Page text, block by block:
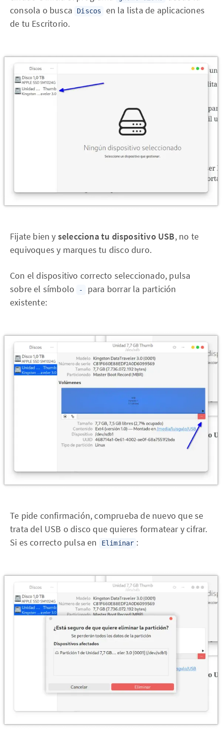
consola o busca
Discos
en la lista de aplicaciones
de tu Escritorio.
Fijate bien y selecciona tu dispositivo USB, no te
equivoques y marques tu disco duro.
Con el dispositivo correcto seleccionado, pulsa
sobre el símbolo
-
para borrar la partición
existente:
Te pide confirmación, comprueba de nuevo que se
trata del USB o disco que quieres formatear y cifrar.
Si es correcto pulsa en
Eliminar :